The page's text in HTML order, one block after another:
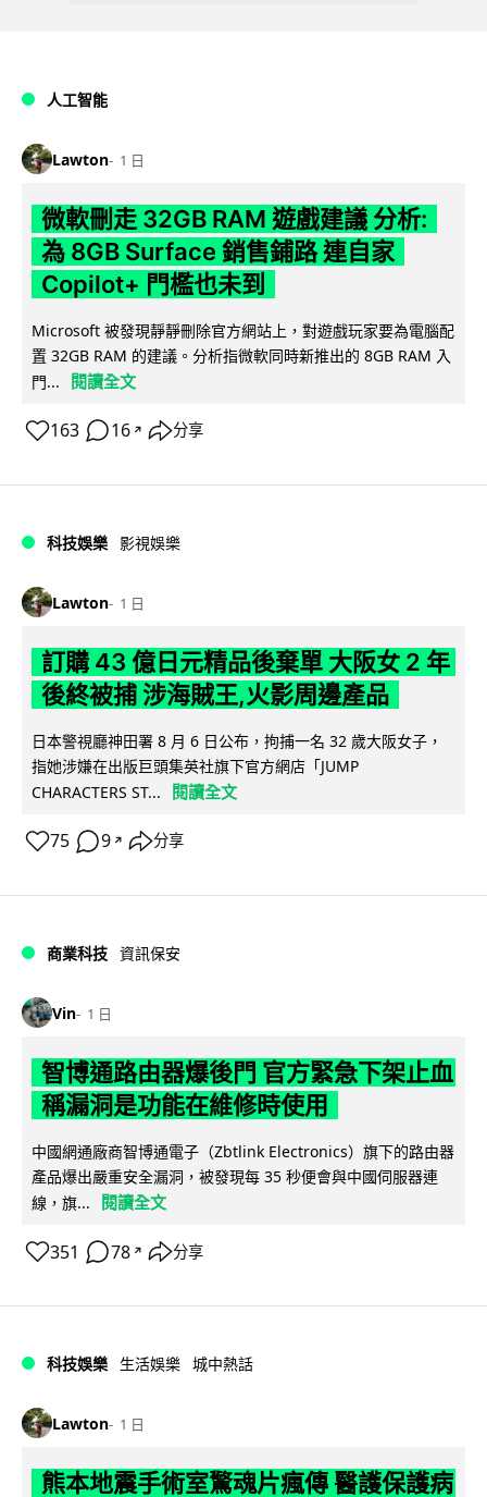
人工智能
Lawton 1 日
微軟刪走 32GB RAM 遊戲建議 分析:
為 8GB Surface 銷售鋪路 連自家
Copilot+ 門檻也未到
Microsoft 被發現靜靜刪除官方網站上，對遊戲玩家要為電腦配
置 32GB RAM 的建議。分析指微軟同時新推出的 8GB RAM 入
門...
閱讀全文
163 16 ↗ 分享
科技娛樂 影視娛樂
Lawton 1 日
訂購 43 億日元精品後棄單 大阪女 2 年
後終被捕 涉海賊王,火影周邊產品
日本警視廳神田署 8 月 6 日公布，拘捕一名 32 歲大阪女子，
指她涉嫌在出版巨頭集英社旗下官方網店「JUMP
CHARACTERS ST...
閱讀全文
75 9 ↗ 分享
商業科技 資訊保安
Vin 1 日
智博通路由器爆後門 官方緊急下架止血
稱漏洞是功能在維修時使用
中國網通廠商智博通電子（Zbtlink Electronics）旗下的路由器
產品爆出嚴重安全漏洞，被發現每 35 秒便會與中國伺服器連
線，旗...
閱讀全文
351 78 ↗ 分享
科技娛樂 生活娛樂 城中熱話
Lawton 1 日
熊本地震手術室驚魂片瘋傳 醫護保護病